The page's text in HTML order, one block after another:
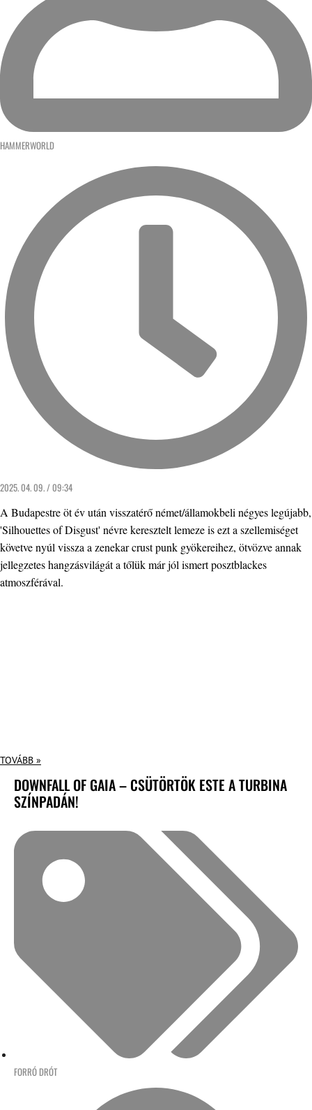
HAMMERWORLD
2025. 04. 09. / 09:34
A Budapestre öt év után visszatérő német/államokbeli négyes legújabb,
'Silhouettes of Disgust' névre keresztelt lemeze is ezt a szellemiséget
követve nyúl vissza a zenekar crust punk gyökereihez, ötvözve annak
jellegzetes hangzásvilágát a tőlük már jól ismert posztblackes
atmoszférával.
TOVÁBB »
DOWNFALL OF GAIA – CSÜTÖRTÖK ESTE A TURBINA
SZÍNPADÁN!
FORRÓ DRÓT